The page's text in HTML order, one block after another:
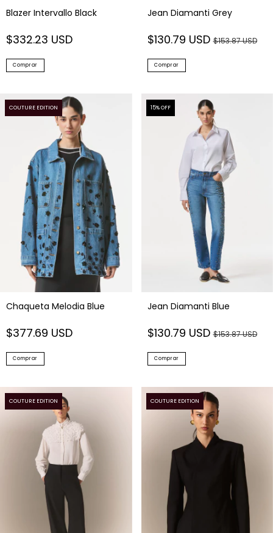
Blazer Intervallo Black
$332.23 USD
Comprar
Jean Diamanti Grey
$130.79 USD$153.87 USD
Comprar
COUTURE EDITION
Chaqueta Melodia Blue
$377.69 USD
Comprar
15% OFF
Jean Diamanti Blue
$130.79 USD$153.87 USD
Comprar
COUTURE EDITION COUTURE EDITION